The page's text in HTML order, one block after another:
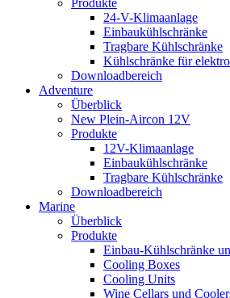
24-V-Klimaanlage
Einbaukühlschränke
Tragbare Kühlschränke
Kühlschränke für
Downloadbereich
Adventure
Überblick
New Plein-Aircon 12V
Produkte
12V-Klimaanlage
Einbaukühlschränke
Tragbare Kühlschränke
Downloadbereich
Marine
Überblick
Produkte
Einbau-Kühlschränke
Cooling Boxes
Cooling Units
Wine Cellars und